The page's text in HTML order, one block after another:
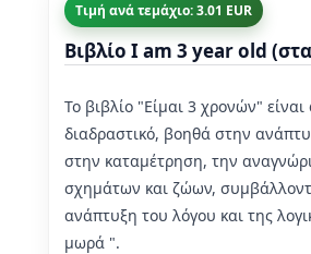
Τιμή ανά τεμάχιο: 3.01 EUR
Βιβλίο I am 3 year old
Το βιβλίο "Είμαι 3 χρονών" είναι
διαδραστικό, βοηθά στην
στην καταμέτρηση, την
σχημάτων και ζώων,
ανάπτυξη του λόγου και της
μωρά ".